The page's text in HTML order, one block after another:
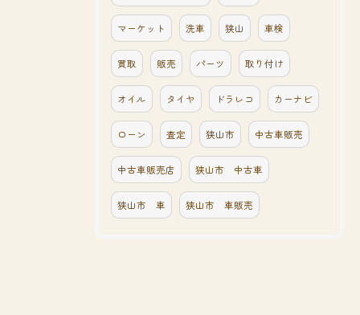
マーケット 洗車 狭山 車検
買取 販売 パーツ 取り付け
オイル タイヤ ドラレコ カーナビ
ローン 査定 狭山市 中古車販売
中古車販売店 狭山市 中古車
狭山市 車 狭山市 車販売